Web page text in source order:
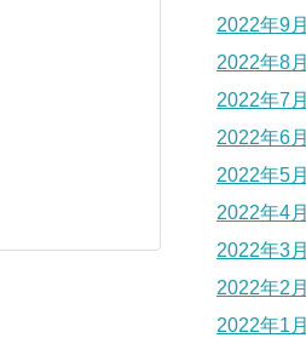
2022年9月
2022年8月
2022年7月
2022年6月
2022年5月
2022年4月
2022年3月
2022年2月
2022年1月